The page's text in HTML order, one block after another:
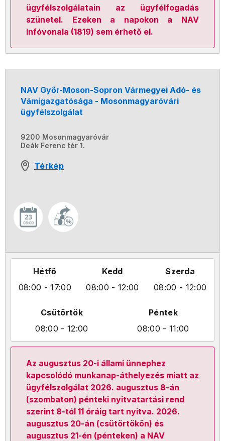
ügyfélszolgálatain az ügyfélfogadás
szünetel. Ezeken a napokon a NAV
Infóvonala (1819) sem érhető el.
NAV Győr-Moson-Sopron Vármegyei Adó- és
Vámigazgatósága - Mosonmagyaróvári
ügyfélszolgálat
9200 Mosonmagyaróvár
Deák Ferenc tér 1.
Térkép
Hétfő
08:00 - 17:00
Kedd
08:00 - 12:00
Szerda
08:00 - 12:00
Csütörtök
08:00 - 12:00
Péntek
08:00 - 11:00
Az augusztus 20-i állami ünnephez
kapcsolódó munkanap-áthelyezés miatt az
ügyfélszolgálat 2026. augusztus 8-án
(szombaton) pénteki nyitvatartási rend
szerint 8-tól 11 óráig tart nyitva. 2026.
augusztus 20-án (csütörtökön) és
augusztus 21-én (pénteken) a NAV